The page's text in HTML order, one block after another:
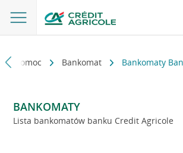
i pomoc Bankomat Bankomaty
BANKOMATY
Lista bankomatów banku Credit Agricole